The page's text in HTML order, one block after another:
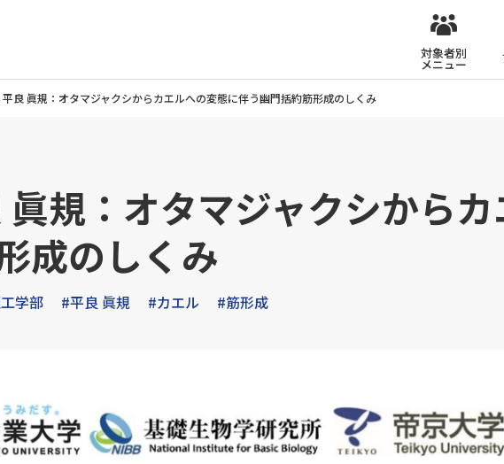
対象者別
メニュー
良 眞規：オタマジャクシからカエルへの変態に伴う幽門括約筋形成のしくみ
規：オタマジャクシから
成のしくみ
学部 #平良 眞規 #カエル #筋形成